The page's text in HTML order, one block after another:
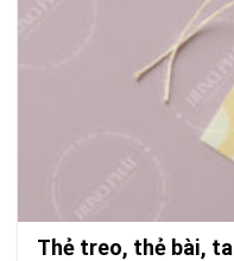
Thẻ treo, thẻ bài,